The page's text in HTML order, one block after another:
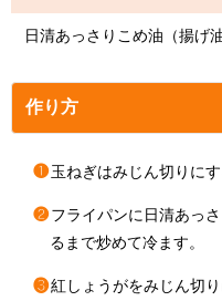
日清あっさりこめ油
作り方
❶ 玉ねぎはみじん切りにす
❷ フライパンに日清あっ
るまで炒めて冷ます。
❸紅しょうがをみじん切